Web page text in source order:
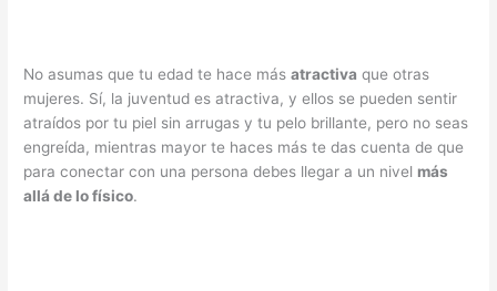
No asumas que tu edad te hace másatractiva que otras
mujeres. Sí, la juventud es atractiva, y ellos se pueden sentir
atraídos por tu piel sin arrugas y tu pelo brillante, pero no seas
engreída, mientras mayor te haces más te das cuenta de que
para conectar con una persona debes llegar a un nivel más
allá de lo físico.